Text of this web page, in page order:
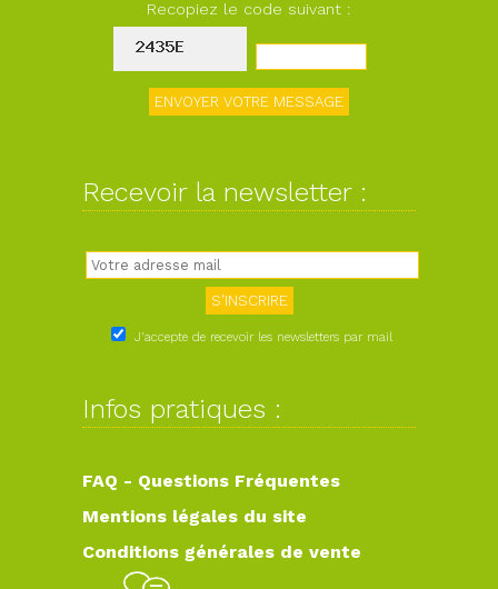
Recopiez le code suivant :
Recevoir la newsletter :
J'accepte de recevoir les newsletters par mail
Infos pratiques :
FAQ - Questions Fréquentes
Mentions légales du site
Conditions générales de vente